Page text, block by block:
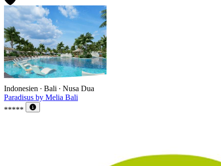
Indonesien ∙ Bali ∙ Nusa Dua
Paradisus by Melia Bali
*****